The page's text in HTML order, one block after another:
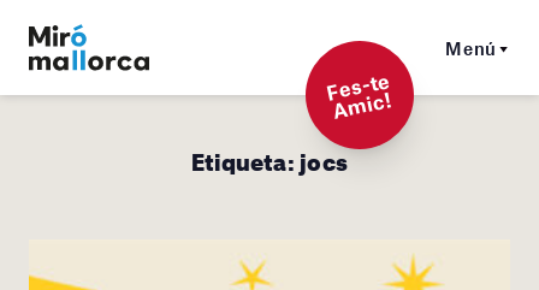
Menú
F
es-t
e
A
mi
c!
Etiqueta:jocs